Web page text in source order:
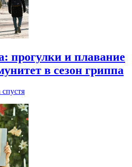
прогулки и плавание
в сезон гриппа
спустя